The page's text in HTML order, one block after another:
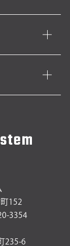
152
3354
235-6